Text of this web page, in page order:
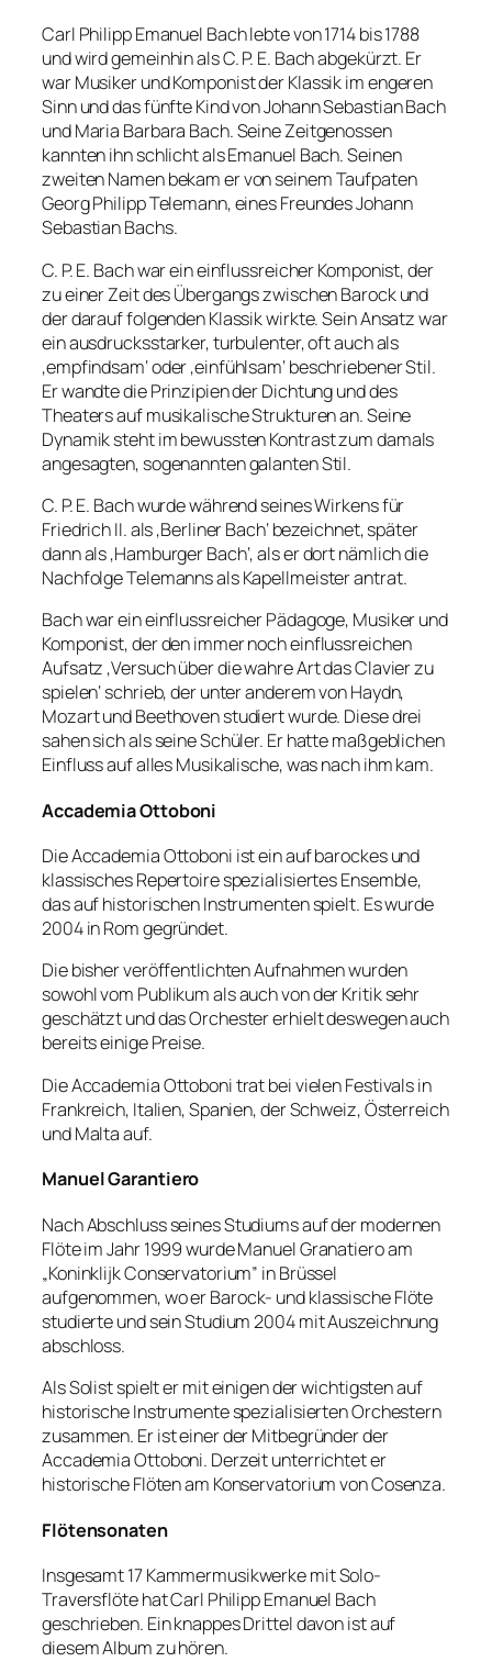
Carl Philipp Emanuel Bach lebte von 1714 bis 1788
und wird gemeinhin als C. P. E. Bach abgekürzt. Er
war Musiker und Komponist der Klassik im engeren
Sinn und das fünfte Kind von Johann Sebastian Bach
und Maria Barbara Bach. Seine Zeitgenossen
kannten ihn schlicht als Emanuel Bach. Seinen
zweiten Namen bekam er von seinem Taufpaten
Georg Philipp Telemann, eines Freundes Johann
Sebastian Bachs.
C. P. E. Bach war ein einflussreicher Komponist, der
zu einer Zeit des Übergangs zwischen Barock und
der darauf folgenden Klassik wirkte. Sein Ansatz war
ein ausdrucksstarker, turbulenter, oft auch als
‚empfindsam‘ oder ‚einfühlsam‘ beschriebener Stil.
Er wandte die Prinzipien der Dichtung und des
Theaters auf musikalische Strukturen an. Seine
Dynamik steht im bewussten Kontrast zum damals
angesagten, sogenannten galanten Stil.
C. P. E. Bach wurde während seines Wirkens für
Friedrich II. als ‚Berliner Bach‘ bezeichnet, später
dann als ‚Hamburger Bach‘, als er dort nämlich die
Nachfolge Telemanns als Kapellmeister antrat.
Bach war ein einflussreicher Pädagoge, Musiker und
Komponist, der den immer noch einflussreichen
Aufsatz ‚Versuch über die wahre Art das Clavier zu
spielen‘ schrieb, der unter anderem von Haydn,
Mozart und Beethoven studiert wurde. Diese drei
sahen sich als seine Schüler. Er hatte maßgeblichen
Einfluss auf alles Musikalische, was nach ihm kam.
Accademia Ottoboni
Die Accademia Ottoboni ist ein auf barockes und
klassisches Repertoire spezialisiertes Ensemble,
das auf historischen Instrumenten spielt. Es wurde
2004 in Rom gegründet.
Die bisher veröffentlichten Aufnahmen wurden
sowohl vom Publikum als auch von der Kritik sehr
geschätzt und das Orchester erhielt deswegen auch
bereits einige Preise.
Die Accademia Ottoboni trat bei vielen Festivals in
Frankreich, Italien, Spanien, der Schweiz, Österreich
und Malta auf.
Manuel Garantiero
Nach Abschluss seines Studiums auf der modernen
Flöte im Jahr 1999 wurde Manuel Granatiero am
„Koninklijk Conservatorium” in Brüssel
aufgenommen, wo er Barock- und klassische Flöte
studierte und sein Studium 2004 mit Auszeichnung
abschloss.
Als Solist spielt er mit einigen der wichtigsten auf
historische Instrumente spezialisierten Orchestern
zusammen. Er ist einer der Mitbegründer der
Accademia Ottoboni. Derzeit unterrichtet er
historische Flöten am Konservatorium von Cosenza.
Flötensonaten
Insgesamt 17 Kammermusikwerke mit Solo-
Traversflöte hat Carl Philipp Emanuel Bach
geschrieben. Ein knappes Drittel davon ist auf
diesem Album zu hören.